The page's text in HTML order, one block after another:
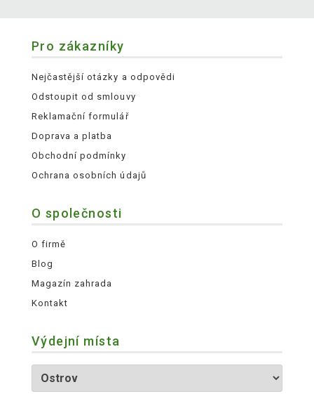
Pro zákazníky
Nejčastější otázky a odpovědi
Odstoupit od smlouvy
Reklamační formulář
Doprava a platba
Obchodní podmínky
Ochrana osobních údajů
O společnosti
O firmě
Blog
Magazín zahrada
Kontakt
Výdejní místa